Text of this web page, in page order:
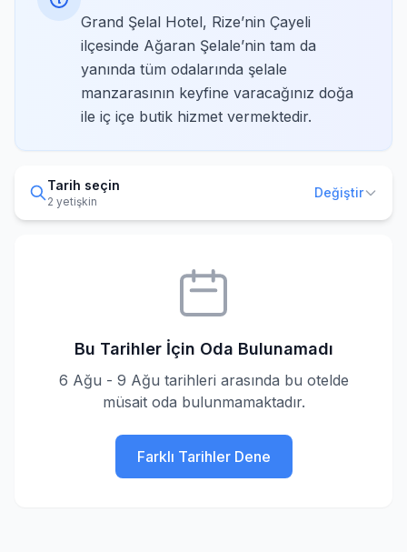
Grand Şelal Hotel, Rize’nin Çayeli
ilçesinde Ağaran Şelale’nin tam da
yanında tüm odalarında şelale
manzarasının keyfine varacağınız doğa
ile iç içe butik hizmet vermektedir.
Tarih seçin
2 yetişkin
Değiştir
Bu Tarihler İçin Oda Bulunamadı
6 Ağu - 9 Ağu tarihleri arasında bu otelde
müsait oda bulunmamaktadır.
Farklı Tarihler Dene